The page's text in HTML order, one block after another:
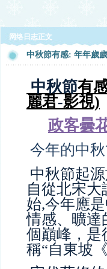
网络日志正文
中秋節有感: 年年歲
中秋節有
麗君-影視)
政客曇
今年的中
中秋節起
自從北宋大
始,今年應
情感、曠達
個巔峰， 是
稱“自東坡